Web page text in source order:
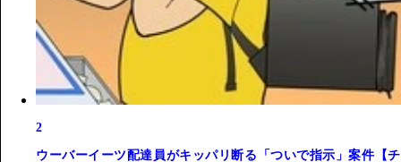
2
ウーバーイーツ配達員がキッパリ断る「ついで指示」案件【チ